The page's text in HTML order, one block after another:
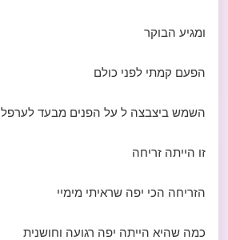
ומגיע הבוקר
הפעם קמתי לפני כולם
השמש ביצבצה ל על הפנים מבעד לערפל
זו הייתה זריחה
הזריחה הכי יפה שראיתי מימיי
כמה שהיא הייתה יפה רגועה וחושנית